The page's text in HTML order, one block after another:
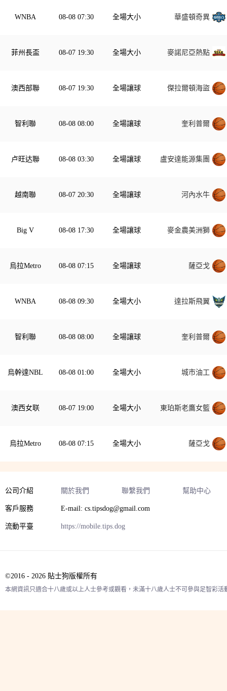
WNBA 08-08 07:30 全場大小 華盛頓奇異
菲州長盃 08-07 19:30 全場大小 麥諾尼亞熱點
澳西部聯 08-07 19:30 全場讓球 傑拉爾頓海盜
智利聯 08-08 08:00 全場讓球 奎利普爾
卢旺达聯 08-08 03:30 全場讓球 盧安達能源集團
越南聯 08-07 20:30 全場讓球 河內水牛
Big V 08-08 17:30 全場讓球 麥金農美洲獅
烏拉Metro 08-08 07:15 全場讓球 薩亞戈
WNBA 08-08 09:30 全場大小 達拉斯飛翼
智利聯 08-08 08:00 全場讓球 奎利普爾
烏幹達NBL 08-08 01:00 全場大小 城市油工
澳西女联 08-07 19:00 全場大小 東珀斯老鷹女籃
烏拉Metro 08-08 07:15 全場大小 薩亞戈
公司介紹 關於我們 聯繫我們 幫助中心
客戶服務 E-mail: cs.tipsdog@gmail.com
流動平臺 https://mobile.tips.dog
©2016 - 2026 貼士狗版權所有
本網資訊只適合十八歲或以上人士參考或觀看，未滿十八歲人士不可參與足智彩